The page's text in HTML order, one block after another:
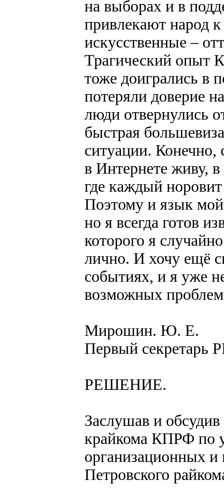
на выборах и в
привлекают народ к
искусственные –
Трагический опыт
тоже доигрались в
потеряли доверие
люди отвернулись
быстрая
ситуации. Конечно,
в Интернете живу, в
где каждый
Поэтому и язык
но я всегда готов
которого я
лично. И хочу ещё
событиях, и я уже
возможных
Мирошин. Ю. Е.
Первый секретарь
РЕШЕНИЕ.
Заслушав и
крайкома КПРФ по
организационных
Петровского